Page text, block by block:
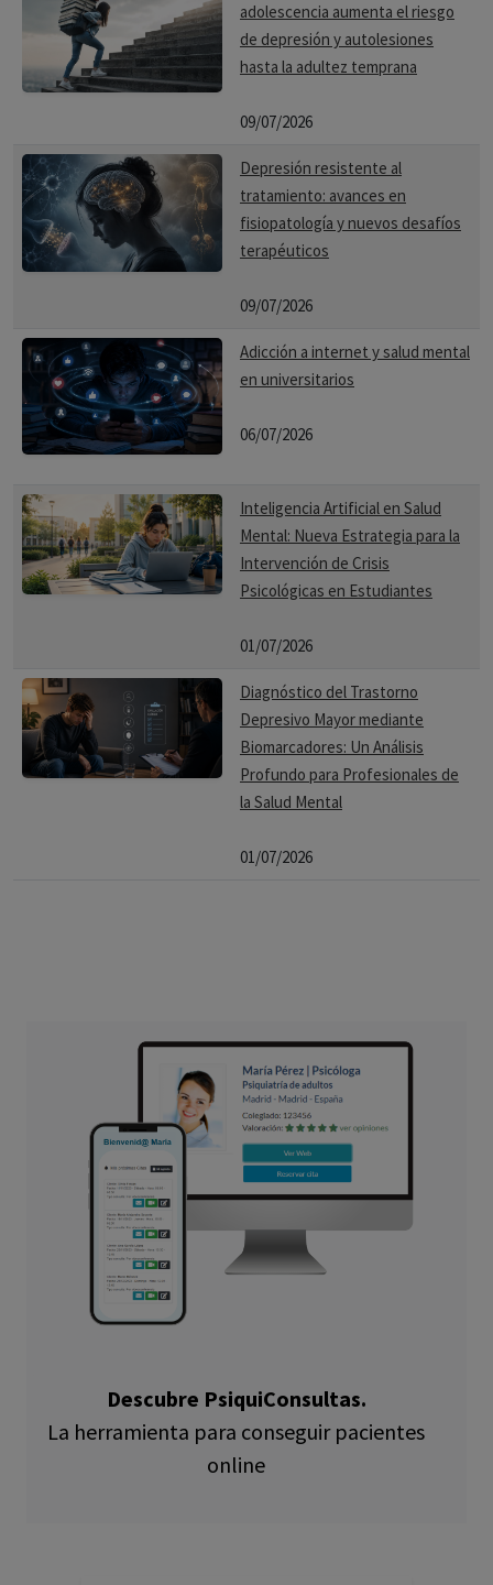
adolescencia aumenta el riesgo
de depresión y autolesiones
hasta la adultez temprana
09/07/2026
Depresión resistente al
tratamiento: avances en
fisiopatología y nuevos desafíos
terapéuticos
09/07/2026
Adicción a internet y salud mental
en universitarios
06/07/2026
Inteligencia Artificial en Salud
Mental: Nueva Estrategia para la
Intervención de Crisis
Psicológicas en Estudiantes
01/07/2026
Diagnóstico del Trastorno
Depresivo Mayor mediante
Biomarcadores: Un Análisis
Profundo para Profesionales de
la Salud Mental
01/07/2026
Descubre PsiquiConsultas.
La herramienta para conseguir pacientes
online